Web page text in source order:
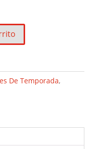
De Temporada,